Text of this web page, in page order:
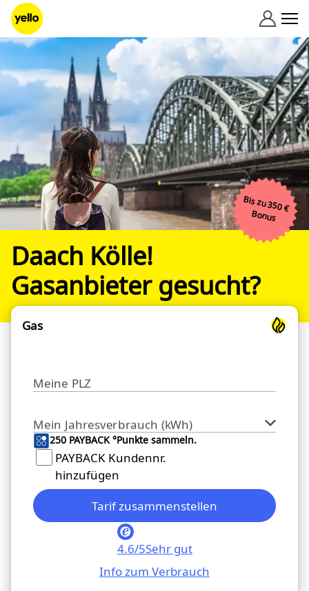
Zum Inhalt springen
Daach Kölle!
Gasanbieter gesucht?
Bis zu 350 €
Bonus
Gas
Meine PLZ
Mein Jahresverbrauch (kWh)
250 PAYBACK °Punkte sammeln.
PAYBACK Kundennr.
hinzufügen
Tarif zusammenstellen
4.6/5Sehr gut
Info zum Verbrauch